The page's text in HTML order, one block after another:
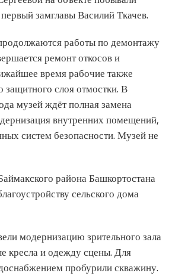
замглавы Василий Ткачев.
работы по демонтажу
ремонт откосов и
время рабочие также
защитного слоя отмостки. В
музей ждёт полная замена
внутренних помещений,
систем безопасности. Музей не
района Башкортостана
сельского дома
модернизацию зрительного зала
кресла и одежду сцены. Для
пробурили скважину.